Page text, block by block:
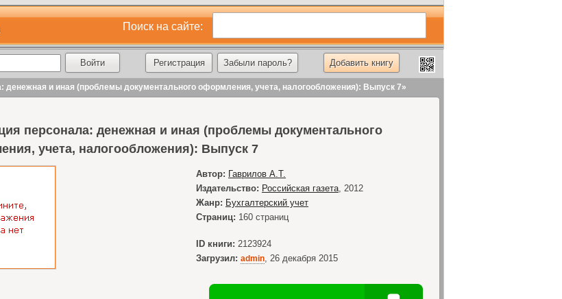
Поиск на сайте:
Регистрация Забыли пароль? Добавить книгу
денежная и иная (проблемы документального оформления, учета, налогообложения): Выпуск 7»
персонала: денежная и иная (проблемы документального
учета, налогообложения): Выпуск 7
Автор: Гаврилов А.Т.
Издательство: Российская газета, 2012
Жанр: Бухгалтерский учет
Страниц: 160 страниц
ID книги: 2123924
Загрузил: admin, 26 декабря 2015